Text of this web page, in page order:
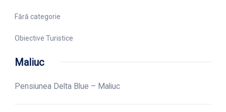
Fără categorie
Obiective Turistice
Maliuc
Pensiunea Delta Blue – Maliuc